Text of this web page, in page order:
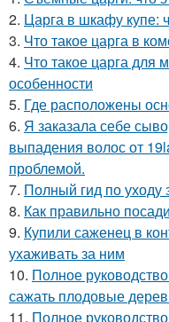
2. Царга в шкафу купе:
3. Что такое царга в
4. Что такое царга для
особенности
5. Где расположены
6. Я заказала себе
выпадения волос от
проблемой.
7. Полный гид по уходу
8. Как правильно
9. Купили саженец в
ухаживать за ним
10. Полное
сажать плодовые
11. Полное